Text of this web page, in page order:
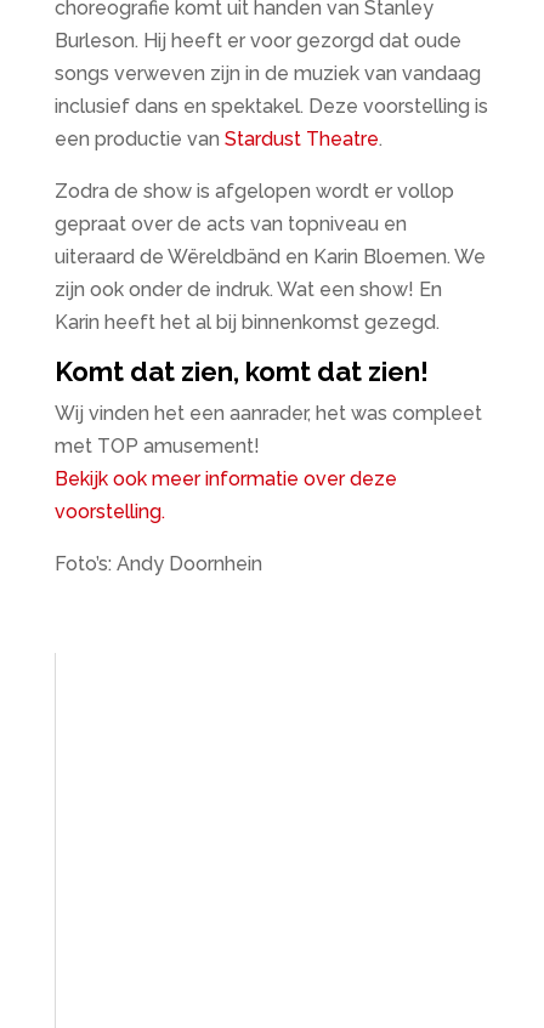
choreografie komt uit handen van Stanley
Burleson. Hij heeft er voor gezorgd dat oude
songs verweven zijn in de muziek van vandaag
inclusief dans en spektakel. Deze voorstelling is
een productie van Stardust Theatre.
Zodra de show is afgelopen wordt er vollop
gepraat over de acts van topniveau en
uiteraard de Wëreldbänd en Karin Bloemen. We
zijn ook onder de indruk. Wat een show! En
Karin heeft het al bij binnenkomst gezegd.
Komt dat zien, komt dat zien!
Wij vinden het een aanrader, het was compleet
met TOP amusement!
Bekijk ook meer informatie over deze
voorstelling.
Foto’s: Andy Doornhein